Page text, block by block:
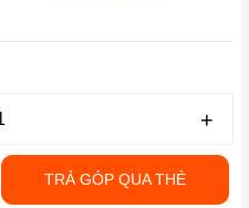
+
TRẢ GÓP QUA THẺ